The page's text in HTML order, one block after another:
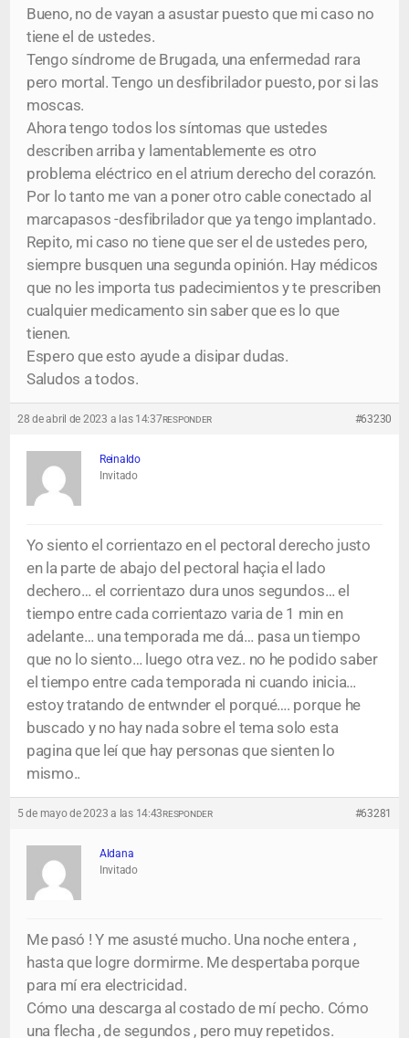
Bueno, no de vayan a asustar puesto que mi caso no
tiene el de ustedes.
Tengo síndrome de Brugada, una enfermedad rara
pero mortal. Tengo un desfibrilador puesto, por si las
moscas.
Ahora tengo todos los síntomas que ustedes
describen arriba y lamentablemente es otro
problema eléctrico en el atrium derecho del corazón.
Por lo tanto me van a poner otro cable conectado al
marcapasos -desfibrilador que ya tengo implantado.
Repito, mi caso no tiene que ser el de ustedes pero,
siempre busquen una segunda opinión. Hay médicos
que no les importa tus padecimientos y te prescriben
cualquier medicamento sin saber que es lo que
tienen.
Espero que esto ayude a disipar dudas.
Saludos a todos.
28 de abril de 2023 a las 14:37 #63230
RESPONDER
Reinaldo
Invitado
Yo siento el corrientazo en el pectoral derecho justo
en la parte de abajo del pectoral haçia el lado
dechero… el corrientazo dura unos segundos… el
tiempo entre cada corrientazo varia de 1 min en
adelante… una temporada me dá… pasa un tiempo
que no lo siento… luego otra vez.. no he podido saber
el tiempo entre cada temporada ni cuando inicia…
estoy tratando de entwnder el porqué…. porque he
buscado y no hay nada sobre el tema solo esta
pagina que leí que hay personas que sienten lo
mismo..
5 de mayo de 2023 a las 14:43 #63281
RESPONDER
Aldana
Invitado
Me pasó ! Y me asusté mucho. Una noche entera ,
hasta que logre dormirme. Me despertaba porque
para mí era electricidad.
Cómo una descarga al costado de mí pecho. Cómo
una flecha , de segundos , pero muy repetidos.